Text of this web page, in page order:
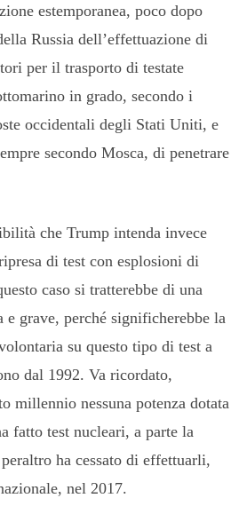
estemporanea, poco dopo
Russia dell’effettuazione di
per il trasporto di testate
in grado, secondo i
occidentali degli Stati Uniti, e
secondo Mosca, di penetrare
che Trump intenda invece
di test con esplosioni di
caso si tratterebbe di una
e grave, perché significherebbe la
su questo tipo di test a
dal 1992. Va ricordato,
millennio nessuna potenza dotata
fatto test nucleari, a parte la
ha cessato di effettuarli,
nel 2017.